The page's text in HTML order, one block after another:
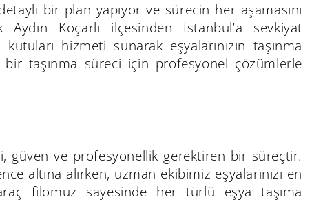
bir plan yapıyor ve sürecin her aşamasını
Koçarlı ilçesinden İstanbul’a sevkiyat
hizmeti sunarak eşyalarınızın taşınma
bir taşınma süreci için profesyonel çözümlerle
güven ve profesyonellik gerektiren bir süreçtir.
altına alırken, uzman ekibimiz eşyalarınızı en
filomuz sayesinde her türlü eşya taşıma